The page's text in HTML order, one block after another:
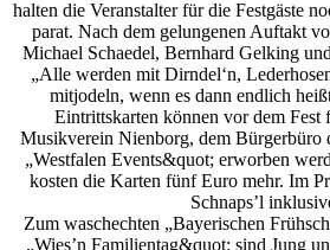
halten die Veranstalter für die Festgäste
parat. Nach dem gelungenen Auftakt
Michael Schaedel, Bernhard Gelking
„Alle werden mit Dirndel‘n,
mitjodeln, wenn es dann endlich
Eintrittskarten können vor dem Fest
Musikverein Nienborg, dem Bürgerbüro
„Westfalen Events&quot; erworben
kosten die Karten fünf Euro mehr. Im
Schnaps’l
Zum waschechten „Bayerischen
„Wies’n Familientag&quot; sind Jung